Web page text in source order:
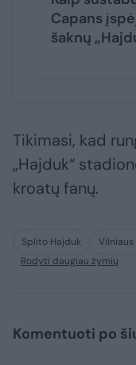
Capans
šaknų
Tikimasi, kad
„Hajduk“
kroatų fanų.
Splito Hajduk Vilniaus
Rodyti daugiau žymių
Komentuoti po